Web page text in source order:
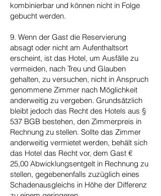
kombinierbar und können nicht in Folge
gebucht werden.
9. Wenn der Gast die Reservierung
absagt oder nicht am Aufenthaltsort
erscheint, ist das Hotel, um Ausfälle zu
vermeiden, nach Treu und Glauben
gehalten, zu versuchen, nicht in Anspruch
genommene Zimmer nach Möglichkeit
anderweitig zu vergeben. Grundsätzlich
bleibt jedoch das Recht des Hotels aus §
537 BGB bestehen, den Zimmerpreis in
Rechnung zu stellen. Sollte das Zimmer
anderweitig vermietet werden, behält sich
das Hotel das Recht vor, dem Gast €
25,00 Abwicklungsentgelt in Rechnung zu
stellen, gegebenenfalls zuzüglich eines
Schadenausgleichs in Höhe der Differenz